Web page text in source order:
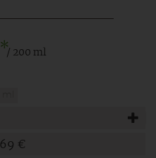
*/ 200 ml
€